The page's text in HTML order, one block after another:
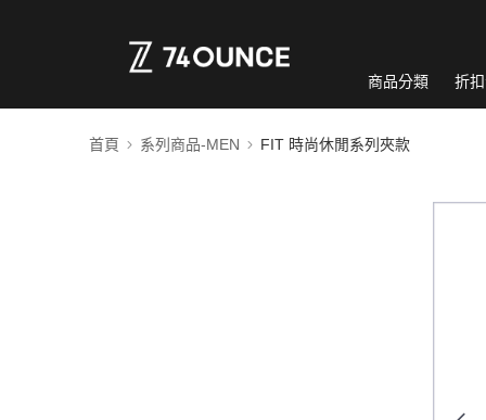
商品分類 折
首頁 系列商品-MEN FIT 時尚休閒系列夾款